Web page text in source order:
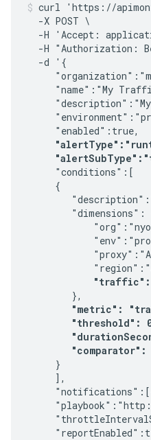
curl 'https://
  -X POST \
-H 'Accept:
-H "Authorization:
  -d '{
"name":"My
     "enabled":true,
     "conditions":[
     {
"dimensions":
        },
"metric":
"threshold":
"comparator":
     }
     ],